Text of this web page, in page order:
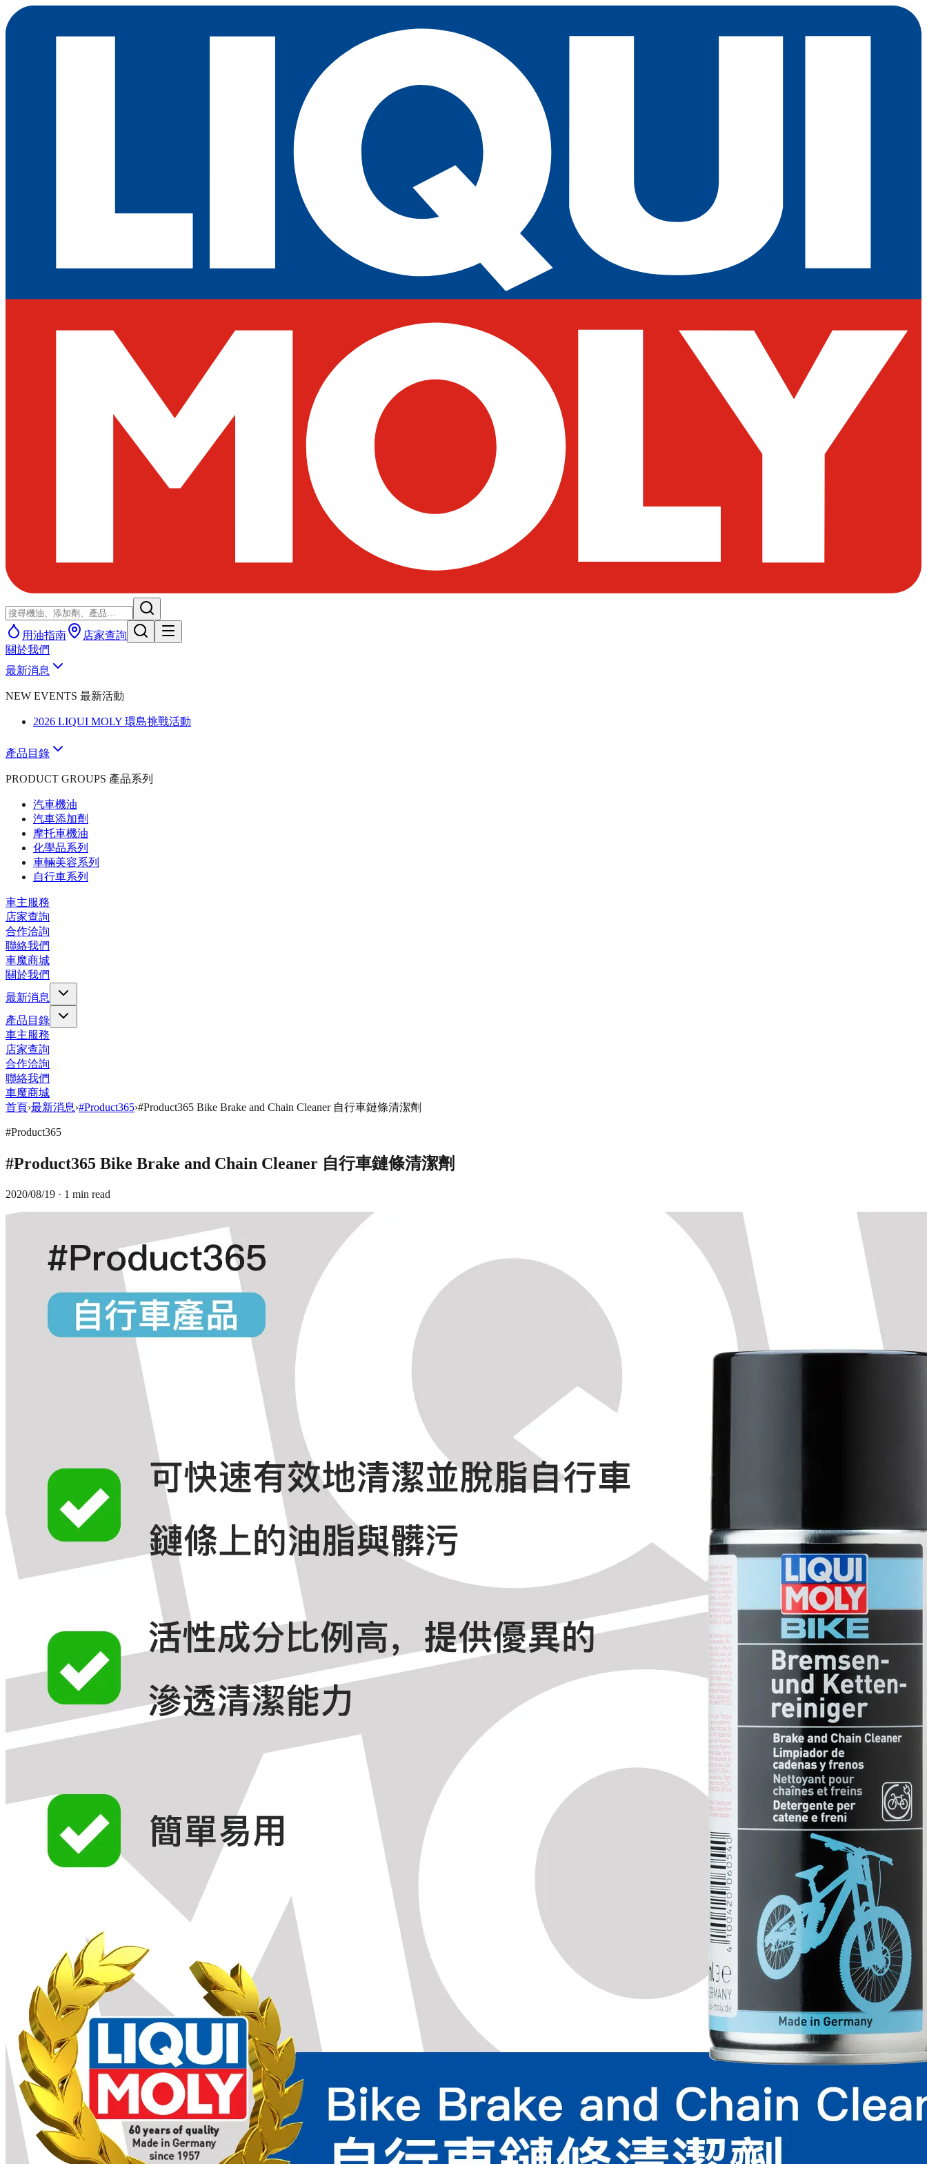
用油指南
店家查詢
關於我們
最新消息
NEW EVENTS 最新活動
2026 LIQUI MOLY 環島挑戰活動
產品目錄
PRODUCT GROUPS 產品系列
汽車機油
汽車添加劑
摩托車機油
化學品系列
車輛美容系列
自行車系列
車主服務
店家查詢
合作洽詢
聯絡我們
車魔商城
關於我們
最新消息
產品目錄
車主服務
店家查詢
合作洽詢
聯絡我們
車魔商城
首頁›最新消息›#Product365›#Product365 Bike Brake and Chain Cleaner 自行車鏈條清潔劑
#Product365
#Product365 Bike Brake and Chain Cleaner 自行車鏈條清潔劑
2020/08/19 · 1 min read